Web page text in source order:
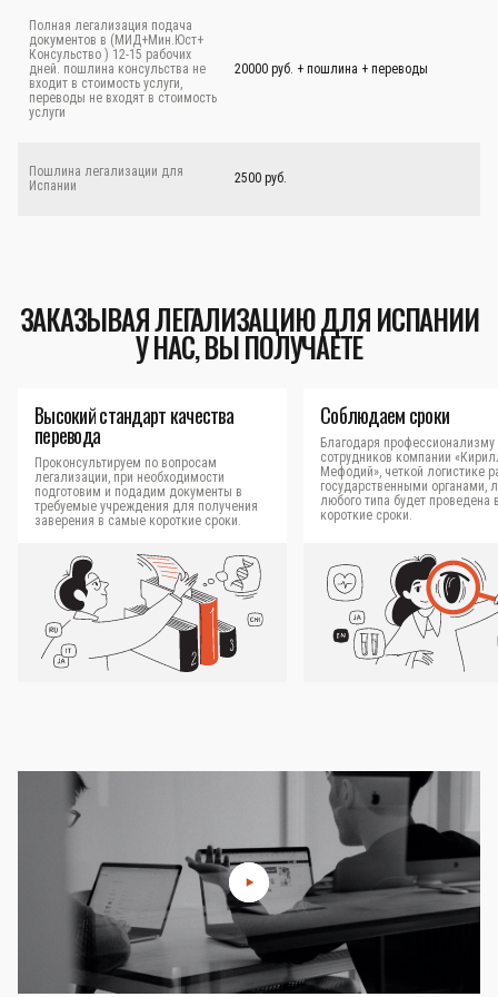
Полная легализация подача
документов в (МИД+Мин.Юст+
Консульство ) 12-15 рабочих
дней. пошлина консульства не
входит в стоимость услуги,
переводы не входят в стоимость
услуги
20000 руб. + пошлина + переводы
Пошлина легализации для
Испании
2500 руб.
ЗАКАЗЫВАЯ ЛЕГАЛИЗАЦИЮ ДЛЯ ИСПАНИИ
У НАС, ВЫ ПОЛУЧАЕТЕ
Высокий стандарт качества
перевода
Проконсультируем по вопросам
легализации, при необходимости
подготовим и подадим документы в
требуемые учреждения для получения
заверения в самые короткие сроки.
Соблюдаем сроки
Благодаря профессионализму
сотрудников компании
Мефодий», четкой логистике
государственными органами,
любого типа будет проведена
короткие сроки.